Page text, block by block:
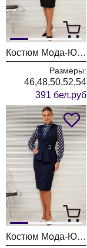
Костюм Мода-Юрс 26-2766 черный + крупный горох
Размеры:
46,48,50,52,54
391 бел.руб
Костюм Мода-Юрс 26-2538 синий + крупный горох